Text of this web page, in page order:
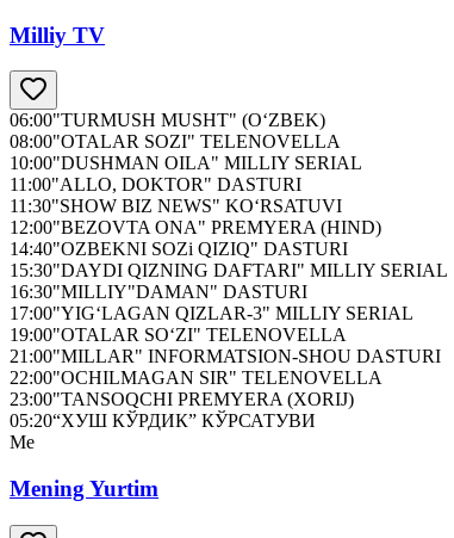
Milliy TV
06:00"TURMUSH MUSHT" (O‘ZBEK)
08:00"OTALAR SOZI" TELENOVELLA
10:00"DUSHMAN OILA" MILLIY SERIAL
11:00"ALLO, DOKTOR" DASTURI
11:30"SHOW BIZ NEWS" KO‘RSATUVI
12:00"BEZOVTA ONA" PREMYERA (HIND)
14:40"OZBEKNI SOZi QIZIQ" DASTURI
15:30"DAYDI QIZNING DAFTARI" MILLIY SERIAL
16:30"MILLIY"DAMAN" DASTURI
17:00"YIG‘LAGAN QIZLAR-3" MILLIY SERIAL
19:00"OTALAR SO‘ZI" TELENOVELLA
21:00"MILLAR" INFORMATSION-SHOU DASTURI
22:00"OCHILMAGAN SIR" TELENOVELLA
23:00"TANSOQCHI PREMYERA (XORIJ)
05:20“ХУШ КЎРДИК” КЎРСАТУВИ
Me
Mening Yurtim